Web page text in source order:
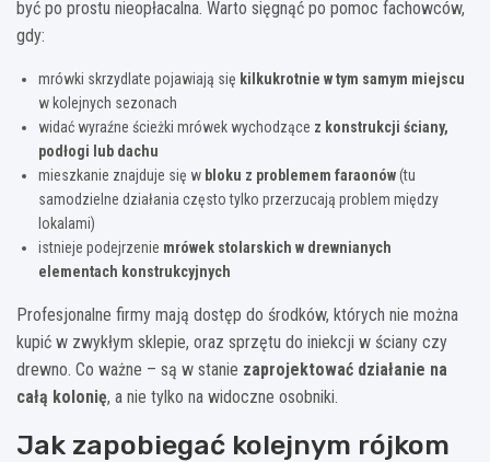
być po prostu nieopłacalna. Warto sięgnąć po pomoc fachowców,
gdy:
mrówki skrzydlate pojawiają się kilkukrotnie w tym samym miejscu
w kolejnych sezonach
widać wyraźne ścieżki mrówek wychodzące z konstrukcji ściany,
podłogi lub dachu
mieszkanie znajduje się w bloku z problemem faraonów(tu
samodzielne działania często tylko przerzucają problem między
lokalami)
istnieje podejrzenie mrówek stolarskich w drewnianych
elementach konstrukcyjnych
Profesjonalne firmy mają dostęp do środków, których nie można
kupić w zwykłym sklepie, oraz sprzętu do iniekcji w ściany czy
drewno. Co ważne – są w stanie zaprojektować działanie na
całą kolonię, a nie tylko na widoczne osobniki.
Jak zapobiegać kolejnym rójkom